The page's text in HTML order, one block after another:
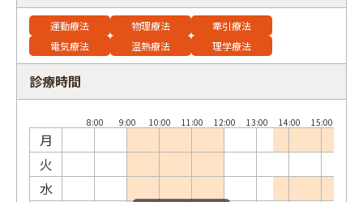
運動療法 物理療法
牽引療法
電気療法
温熱療法 理学療法
診療時間
月
火
水